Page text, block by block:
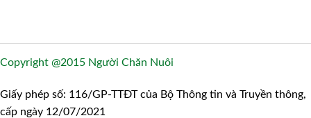
Copyright @2015 Người Chăn Nuôi
Giấy phép số: 116/GP-TTĐT của Bộ Thông tin và Truyền thông,
cấp ngày 12/07/2021